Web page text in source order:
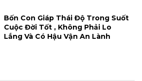
Bốn Con Giáp Thái Độ Trong Suốt
Cuộc Đời Tốt , Không Phải Lo
Lắng Và Có Hậu Vận An Lành